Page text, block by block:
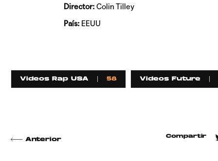
Director:Colin Tilley
País:EEUU
Videos Rap USA 58 Videos Future
Anterior
Compartir